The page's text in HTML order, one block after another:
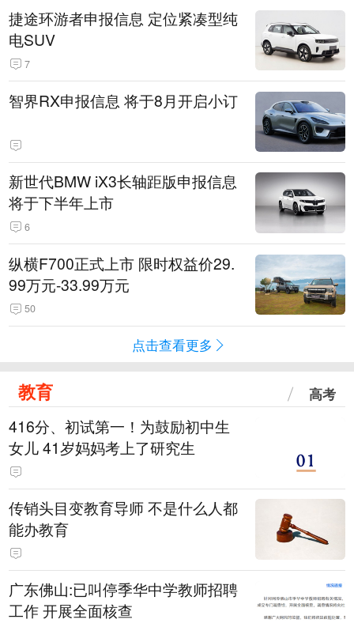
捷途环游者申报信息 定位紧凑型纯
电SUV
7
智界RX申报信息 将于8月开启小订
新世代BMW iX3长轴距版申报信息
将于下半年上市
6
纵横F700正式上市 限时权益价29.
99万元-33.99万元
50
点击查看更多
教育 高考
416分、初试第一！为鼓励初中生
女儿 41岁妈妈考上了研究生
传销头目变教育导师 不是什么人都
能办教育
广东佛山:已叫停季华中学教师招聘
工作 开展全面核查